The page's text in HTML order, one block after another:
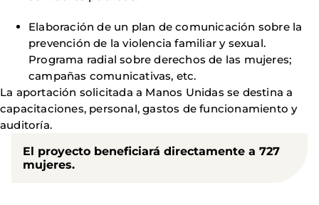
Elaboración de un plan de comunicación sobre la
prevención de la violencia familiar y sexual.
Programa radial sobre derechos de las mujeres;
campañas comunicativas, etc.
La aportación solicitada a Manos Unidas se destina a
capacitaciones, personal, gastos de funcionamiento y
auditoría.
El proyecto beneficiará directamente a 727
mujeres.